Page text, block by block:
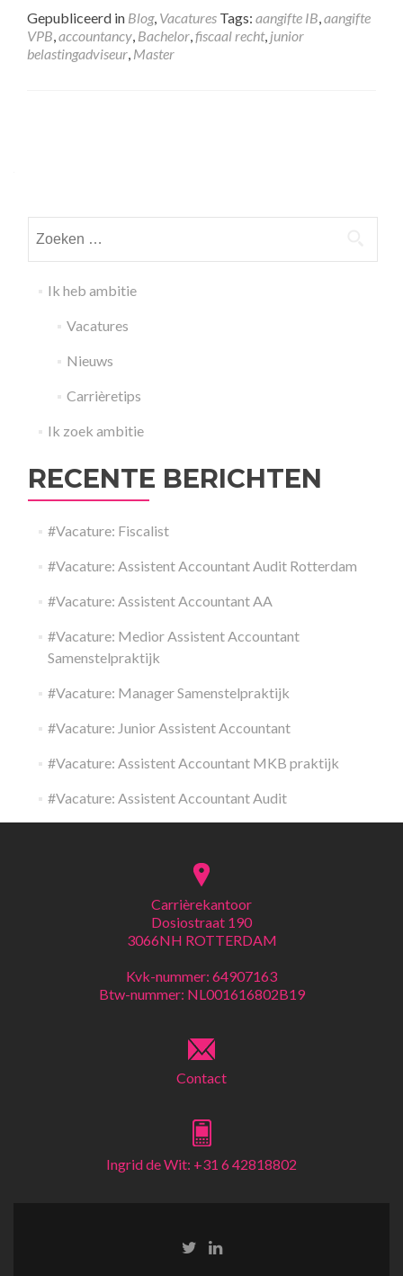
Gepubliceerd in Blog, Vacatures Tags: aangifte IB,aangifte
VPB,accountancy, Bachelor,fiscaal recht, junior
belastingadviseur, Master
naar:
Ik heb ambitie
Vacatures
Nieuws
Carrièretips
Ik zoek ambitie
RECENTE BERICHTEN
#Vacature: Fiscalist
#Vacature: Assistent Accountant Audit Rotterdam
#Vacature: Assistent Accountant AA
#Vacature: Medior Assistent Accountant
Samenstelpraktijk
#Vacature: Manager Samenstelpraktijk
#Vacature: Junior Assistent Accountant
#Vacature: Assistent Accountant MKB praktijk
#Vacature: Assistent Accountant Audit
Carrièrekantoor
Dosiostraat 190
3066NH ROTTERDAM
Kvk-nummer: 64907163
Btw-nummer: NL001616802B19
Contact
Ingrid de Wit: +31 6 42818802